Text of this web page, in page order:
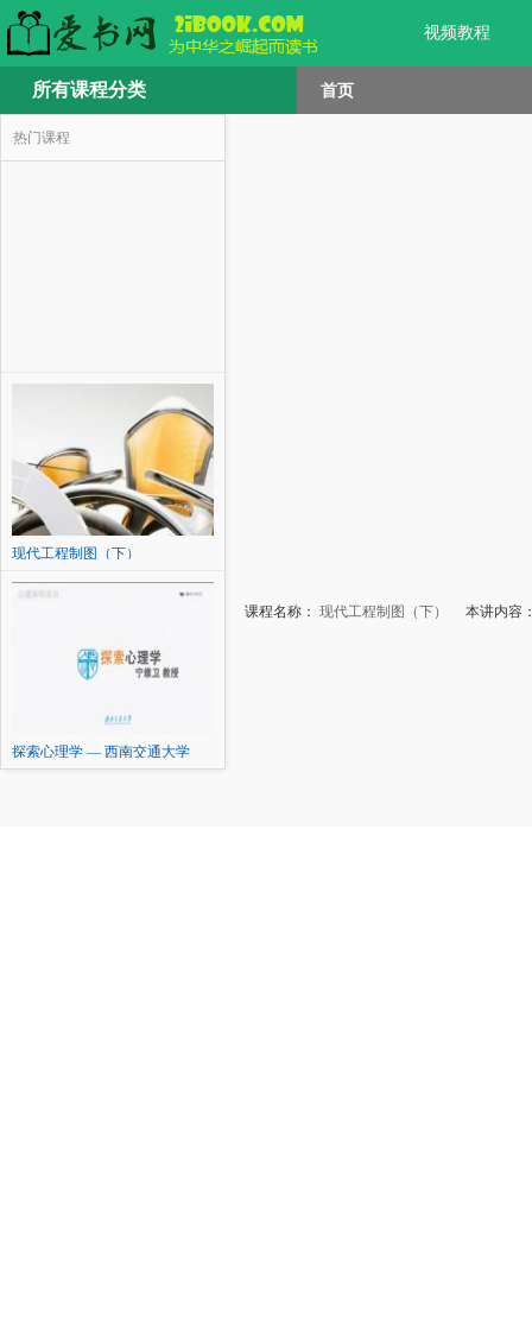
视频教程
所有课程分类 首页
热门课程
现代工程制图（下）
探索心理学 — 西南交通大学
课程名称： 现代工程制图（下） 本讲内容